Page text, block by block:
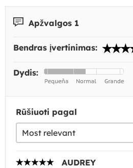
Apžvalgos 1
Bendras įvertinimas:
Dydis:
Rūšiuoti pagal
AUDREY